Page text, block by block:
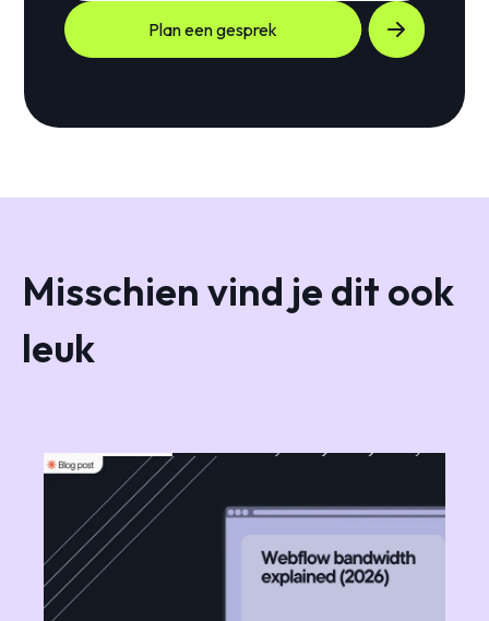
Plan een gesprek
Misschien vind je dit ook
leuk